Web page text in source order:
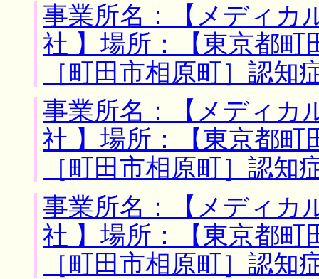
事業所名：【メディ
社 】場所：【東京都町
［町田市相原町］認
事業所名：【メディ
社 】場所：【東京都町
［町田市相原町］認
事業所名：【メディ
社 】場所：【東京都町
［町田市相原町］認